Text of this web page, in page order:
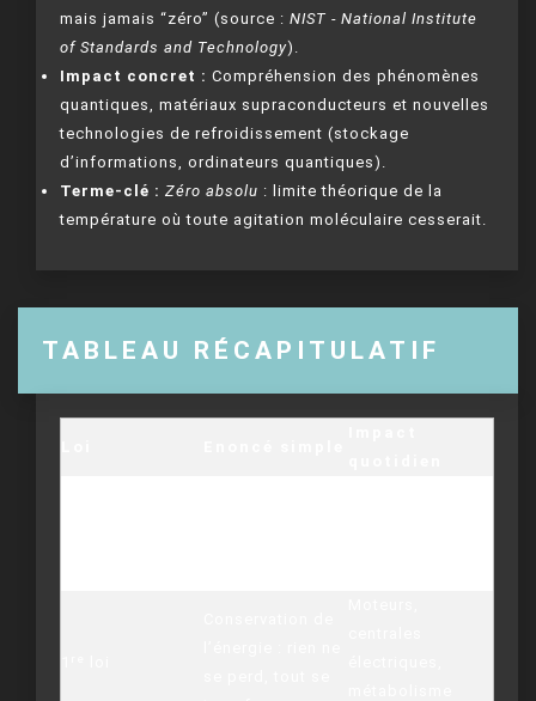
mais jamais “zéro” (source : NIST - National Institute
of Standards and Technology).
Impact concret : Compréhension des phénomènes
quantiques, matériaux supraconducteurs et nouvelles
technologies de refroidissement (stockage
d’informations, ordinateurs quantiques).
Terme-clé : Zéro absolu : limite théorique de la
température où toute agitation moléculaire cesserait.
TABLEAU RÉCAPITULATIF